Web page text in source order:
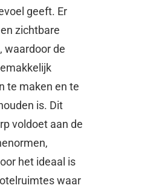
geeft. Er
zichtbare
waardoor de
te maken en te
is. Dit
voldoet aan de
het ideaal is
waar